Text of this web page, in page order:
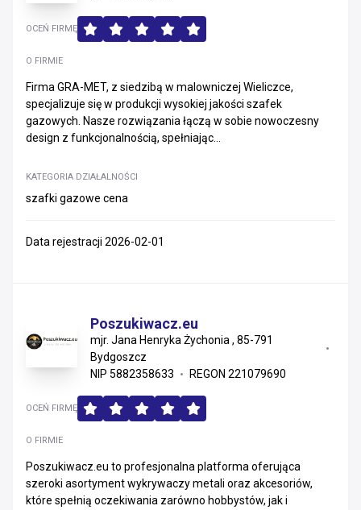
O FIRMIE
Firma GRA-MET, z siedzibą w malowniczej Wieliczce,
specjalizuje się w produkcji wysokiej jakości szafek
gazowych. Nasze rozwiązania łączą w sobie nowoczesny
design z funkcjonalnością, spełniając...
KATEGORIA DZIAŁALNOŚCI
szafki gazowe cena
OCEŃ FIRMĘ
Data rejestracji 2026-02-01
Poszukiwacz.eu
mjr. Jana Henryka Żychonia , 85-791
Bydgoszcz
NIP 5882358633
REGON 221079690
O FIRMIE
Poszukiwacz.eu to profesjonalna platforma oferująca
szeroki asortyment wykrywaczy metali oraz akcesoriów,
które spełnią oczekiwania zarówno hobbystów, jak i
OCEŃ FIRMĘ